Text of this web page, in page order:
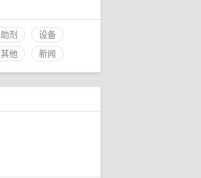
助剂
设备
其他 新闻